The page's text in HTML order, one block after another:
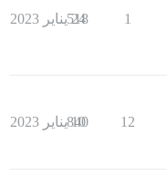
1
518
24 يناير 2023
12
840
10 يناير 2023